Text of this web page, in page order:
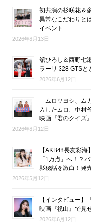
初共演の杉咲花＆
異常なこだわりと
イベント
2026年6月13日
舘ひろし＆西野七
ラーリ 328 GTSと
2026年6月12日
「ムロツヨシ、
入したムロ、中村
映画『君のクイズ
2026年6月12日
【AKB48長友彩
「1万点」へ！？
影秘話を激白！発
2026年6月12日
【インタビュー
映画『祝山』で見
2026年6月12日